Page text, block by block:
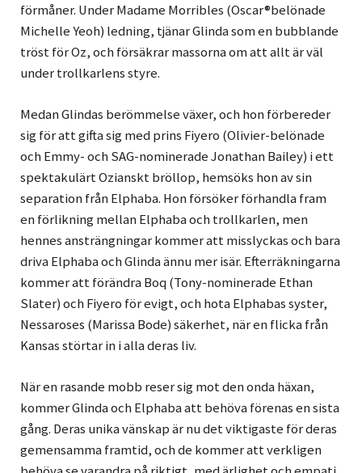
förmåner. Under Madame Morribles (Oscar®belönade
Michelle Yeoh) ledning, tjänar Glinda som en bubblande
tröst för Oz, och försäkrar massorna om att allt är väl
under trollkarlens styre.
Medan Glindas berömmelse växer, och hon förbereder
sig för att gifta sig med prins Fiyero (Olivier-belönade
och Emmy- och SAG-nominerade Jonathan Bailey) i ett
spektakulärt Ozianskt bröllop, hemsöks hon av sin
separation från Elphaba. Hon försöker förhandla fram
en förlikning mellan Elphaba och trollkarlen, men
hennes ansträngningar kommer att misslyckas och bara
driva Elphaba och Glinda ännu mer isär. Efterräkningarna
kommer att förändra Boq (Tony-nominerade Ethan
Slater) och Fiyero för evigt, och hota Elphabas syster,
Nessaroses (Marissa Bode) säkerhet, när en flicka från
Kansas störtar in i alla deras liv.
När en rasande mobb reser sig mot den onda häxan,
kommer Glinda och Elphaba att behöva förenas en sista
gång. Deras unika vänskap är nu det viktigaste för deras
gemensamma framtid, och de kommer att verkligen